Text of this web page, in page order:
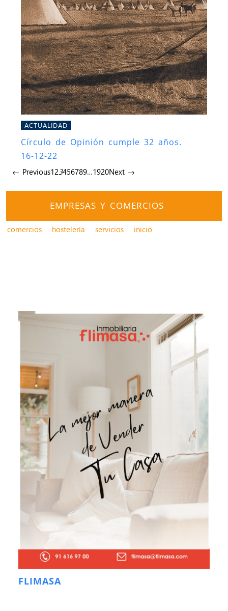
ACTUALIDAD
Círculo de Opinión cumple 32 años.
16-12-22
← Previous123456789…1920Next →
EMPRESAS Y COMERCIOS
comercios hostelería servicios inicio
FLIMASA